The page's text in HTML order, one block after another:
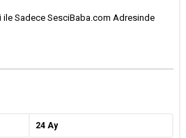
ile Sadece SesciBaba.com Adresinde
24 Ay